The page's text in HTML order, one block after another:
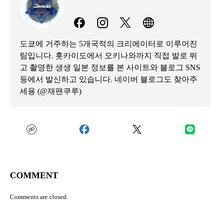
도쿄에 거주하는 5개국적의 크리에이터로 이루어진
팀입니다. 홋카이도에서 오키나와까지 직접 발로 뛰
고 촬영한 생생 일본 정보를 본 사이트와 블로그 SNS
등에서 발신하고 있습니다. 네이버 블로그도 찾아주
세용 (@재팬쿠루)
COMMENT
Comments are closed.